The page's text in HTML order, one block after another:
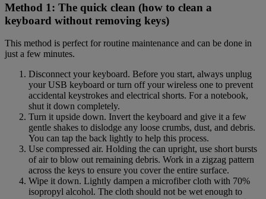
Method 1: The quick clean (how to clean a
keyboard without removing keys)
This method is perfect for routine maintenance and can be done in
just a few minutes.
Disconnect your keyboard. Before you start, always unplug
your USB keyboard or turn off your wireless one to prevent
accidental keystrokes and electrical shorts. For a notebook,
shut it down completely.
Turn it upside down. Invert the keyboard and give it a few
gentle shakes to dislodge any loose crumbs, dust, and debris.
You can tap the back lightly to help this process.
Use compressed air. Holding the can upright, use short bursts
of air to blow out remaining debris. Work in a zigzag pattern
across the keys to ensure you cover the entire surface.
Wipe it down. Lightly dampen a microfiber cloth with 70%
isopropyl alcohol. The cloth should not be wet enough to